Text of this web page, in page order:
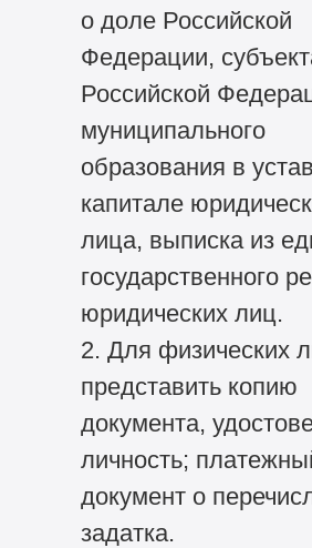
о доле Российской
Федерации,
Российской
муниципального
образования в
капитале
лица, выписка из
государственного
юридических лиц.
2. Для физических
представить копию
документа,
личность;
документ о
задатка.